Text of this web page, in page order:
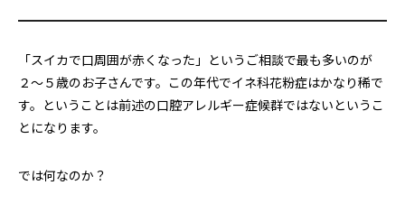
「スイカで口周囲が赤くなった」というご相談で最も多いのが
２〜５歳のお子さんです。この年代でイネ科花粉症はかなり稀で
す。ということは前述の口腔アレルギー症候群ではないというこ
とになります。
では何なのか？